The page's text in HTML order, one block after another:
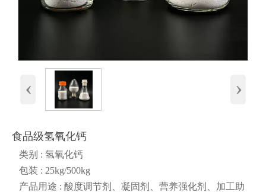
‹ ›
食品级氢氧化钙
类别 : 氢氧化钙
包装 : 25kg/500kg
产品用途 : 酸度调节剂、凝固剂、营养强化剂、加工助